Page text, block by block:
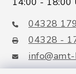
04328
04328 -